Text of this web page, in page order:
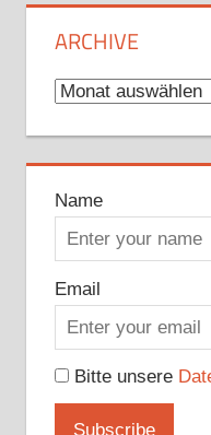
ARCHIVE
Archive
Name
Email
Bitte unsere